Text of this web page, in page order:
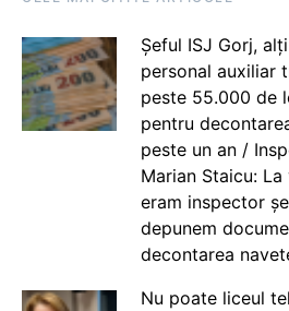
Șeful ISJ Gorj,
personal auxiliar
peste 55.000 de
pentru
peste un an /
Marian Staicu:
eram inspector
depunem
decontarea
Nu poate liceul